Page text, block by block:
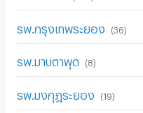
รพ.กรุงเทพระยอง (36)
รพ.มาบตาพุด (8)
รพ.มงกุฎระยอง (19)